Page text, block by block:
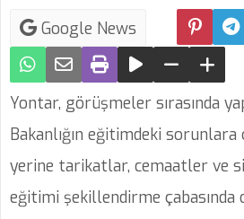
Google News
Yontar, görüşmeler sırasında
Bakanlığın eğitimdeki
yerine tarikatlar, cemaatler ve
eğitimi şekillendirme